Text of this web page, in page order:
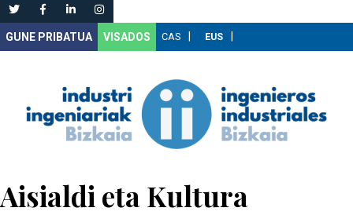
VISADOS
Aisialdi eta Kultura
Leihatila